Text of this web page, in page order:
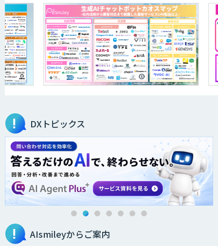
DXトピックス
AIsmileyからご案内